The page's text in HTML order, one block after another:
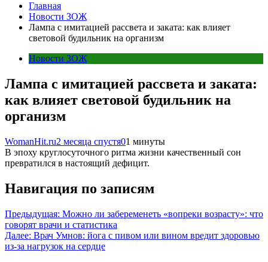
Главная
Новости ЗОЖ
Лампа с имитацией рассвета и заката: как влияет
световой будильник на организм
Новости ЗОЖ
Лампа с имитацией рассвета и заката:
как влияет световой будильник на
организм
WomanHit.ru2 месяца спустя01 минуты
В эпоху круглосуточного ритма жизни качественный сон
превратился в настоящий дефицит.
Навигация по записям
Предыдущая: Можно ли забеременеть «вопреки возрасту»: что
говорят врачи и статистика
Далее: Врач Умнов: йога с пивом или вином вредит здоровью
из-за нагрузок на сердце